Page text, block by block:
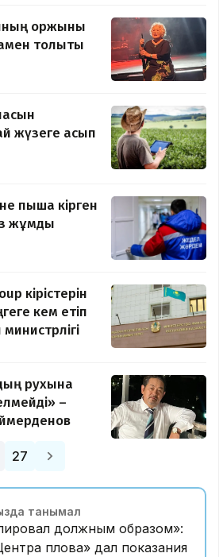
қоржыны
толықты
жүзеге асып
пышақ кірген
жұмды
кірістерін
кем етіп
рухына
–
27
танымал
должным образом»:
плова» дал показания